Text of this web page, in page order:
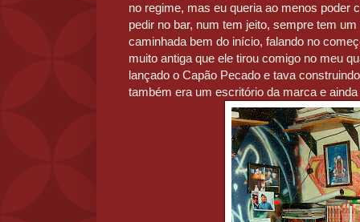
no regime, mas eu queria ao menos poder
pedir no bar, num tem jeito, sempre tem
caminhada bem do início, falando no
muito antiga que ele tirou comigo no meu
lançado o Capão Pecado e tava
também era um escritório da marca e